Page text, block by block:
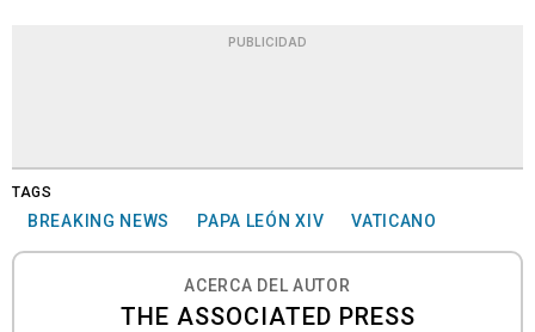
PUBLICIDAD
TAGS
BREAKING NEWS PAPA LEÓN XIV VATICANO
ACERCA DEL AUTOR
THE ASSOCIATED PRESS